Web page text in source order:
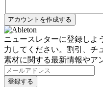
ニュースレターに登録しよ
力してください。割引、チ
素材に関する最新情報やア